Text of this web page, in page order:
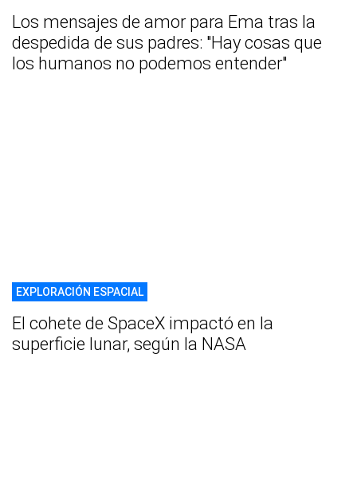
Los mensajes de amor para Ema tras la
despedida de sus padres: "Hay cosas que
los humanos no podemos entender"
EXPLORACIÓN ESPACIAL
El cohete de SpaceX impactó en la
superficie lunar, según la NASA